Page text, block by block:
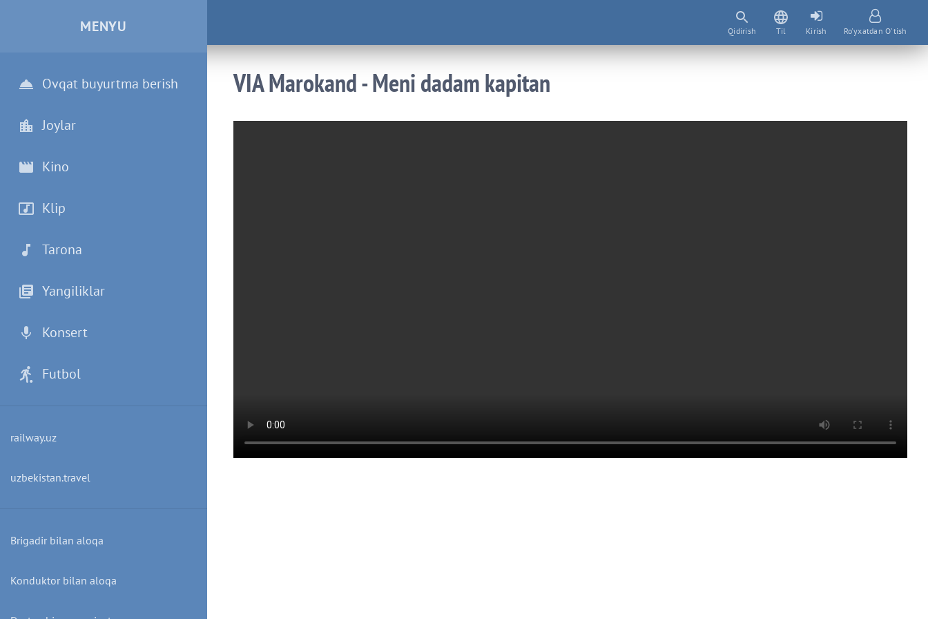
Qidirish Til Kirish Ro'yxatdan O'tish
MENYU
Ovqat buyurtma berish
Joylar
Kino
Klip
Tarona
Yangiliklar
Konsert
Futbol
railway.uz
uzbekistan.travel
Brigadir bilan aloqa
Konduktor bilan aloqa
VIA Marokand - Meni dadam kapitan